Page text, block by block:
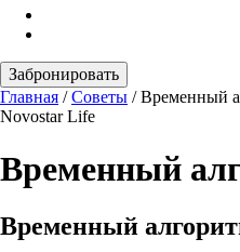
Забронировать
Главная /Советы /Временный
Novostar Life
Временный
Временный